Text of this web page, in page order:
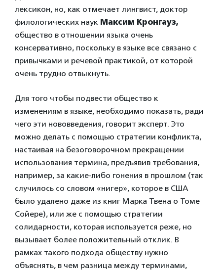
лексикон, но, как отмечает лингвист, доктор
филологических наук Максим Кронгауз,
общество в отношении языка очень
консервативно, поскольку в языке все связано с
привычками и речевой практикой, от которой
очень трудно отвыкнуть.
Для того чтобы подвести общество к
изменениям в языке, необходимо показать, ради
чего эти нововведения, говорит эксперт. Это
можно делать с помощью стратегии конфликта,
настаивая на безоговорочном прекращении
использования термина, предъявив требования,
например, за какие-либо гонения в прошлом (так
случилось со словом «нигер», которое в США
было удалено даже из книг Марка Твена о Томе
Сойере), или же с помощью стратегии
солидарности, которая используется реже, но
вызывает более положительный отклик. В
рамках такого подхода обществу нужно
объяснять, в чем разница между терминами,